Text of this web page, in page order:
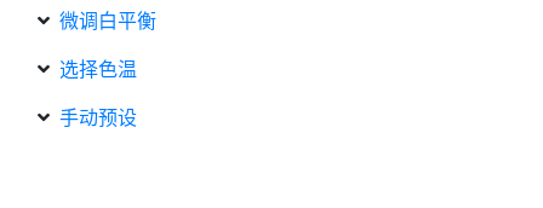
微调白平衡
选择色温
手动预设